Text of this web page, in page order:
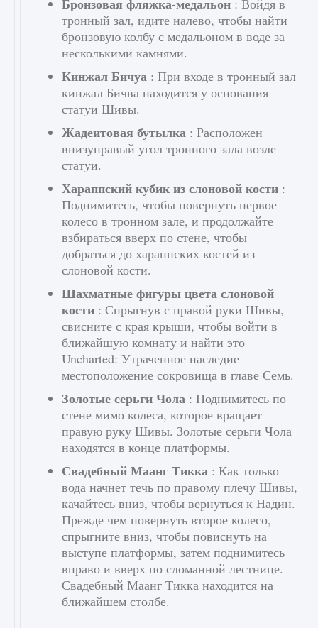
тронный зал, идите налево, чтобы найти
бронзовую колбу с медальоном в воде за
несколькими камнями.
Кинжал Бичуа : При входе в тронный зал
кинжал Бичва находится у основания
статуи Шивы.
Жадеитовая бутылка : Расположен
внизуправый угол тронного зала возле
статуи.
Хараппский кубик из слоновой кости :
Поднимитесь, чтобы повернуть первое
колесо в тронном зале, и продолжайте
взбираться вверх по стене, чтобы
добраться до хараппских костей из
слоновой кости.
Шахматные фигуры цвета слоновой
кости : Спрыгнув с правой руки Шивы,
свисните с края крыши, чтобы войти в
ближайшую комнату и найти это
Uncharted: Утраченное наследие
местоположение сокровища в главе Семь.
Золотые серьги Чола : Поднимитесь по
стене мимо колеса, которое вращает
правую руку Шивы. Золотые серьги Чола
находятся в конце платформы.
Свадебный Маанг Тикка : Как только
вода начнет течь по правому плечу Шивы,
качайтесь вниз, чтобы вернуться к Надин.
Прежде чем повернуть второе колесо,
спрыгните вниз, чтобы повиснуть на
выступе платформы, затем поднимитесь
вправо и вверх по сломанной лестнице.
Свадебный Маанг Тикка находится на
ближайшем столбе.